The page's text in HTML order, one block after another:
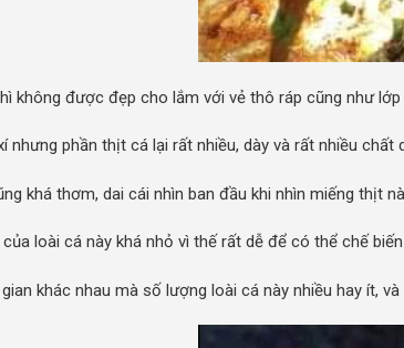
không được đẹp cho lắm với vẻ thô ráp cũng như
nhưng phần thịt cá lại rất nhiều, dày và rất nhiều
khá thơm, dai cái nhìn ban đầu khi nhìn miếng thịt
loài cá này khá nhỏ vì thế rất dễ để có thể chế
khác nhau mà số lượng loài cá này nhiều hay ít,